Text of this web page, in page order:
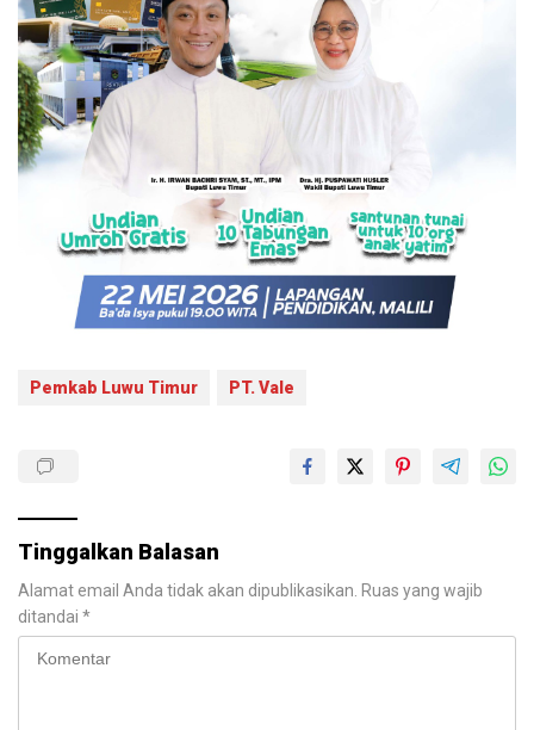
Pemkab Luwu Timur PT. Vale
Tinggalkan Balasan
Alamat email Anda tidak akan dipublikasikan. Ruas yang wajib
ditandai *